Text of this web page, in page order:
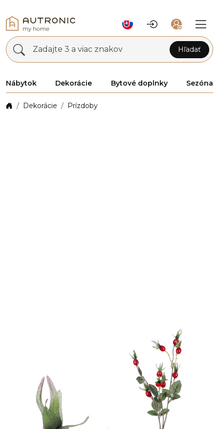
Zadajte 3 a viac znakov Hľadať
Nábytok Dekorácie Bytové doplnky Sezóna
Dekorácie Prízdoby